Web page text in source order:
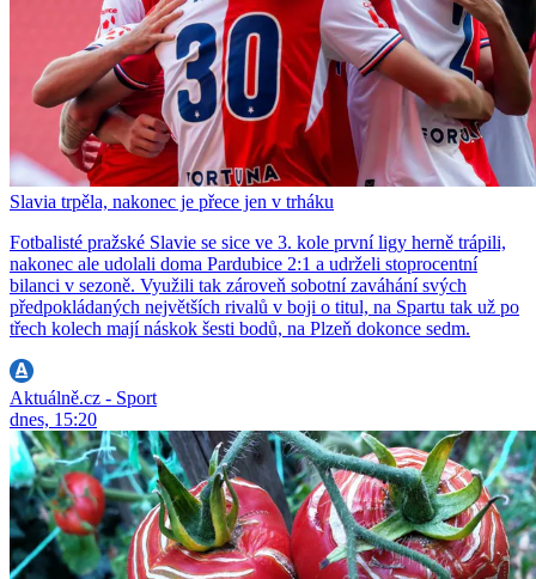
Slavia trpěla, nakonec je přece jen v trháku
Fotbalisté pražské Slavie se sice ve 3. kole první ligy herně trápili,
nakonec ale udolali doma Pardubice 2:1 a udrželi stoprocentní
bilanci v sezoně. Využili tak zároveň sobotní zaváhání svých
předpokládaných největších rivalů v boji o titul, na Spartu tak už po
třech kolech mají náskok šesti bodů, na Plzeň dokonce sedm.
Aktuálně.cz - Sport
dnes, 15:20